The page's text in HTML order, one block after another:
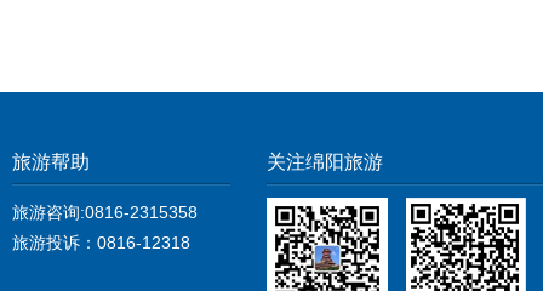
旅游帮助
旅游咨询:0816-2315358
旅游投诉：0816-12318
关注绵阳旅游